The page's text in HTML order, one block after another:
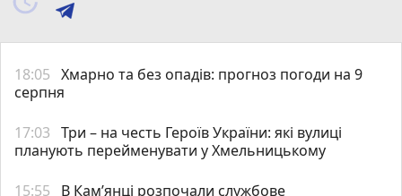
18:05 Хмарно та без опадів: прогноз погоди на 9
серпня
17:03 Три – на честь Героїв України: які вулиці
планують перейменувати у Хмельницькому
15:55 В Кам’янці розпочали службове